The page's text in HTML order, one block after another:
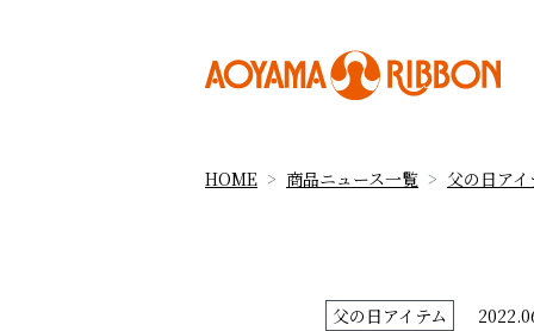
HOME 商品ニュース一覧 父の日アイ
父の日アイテム